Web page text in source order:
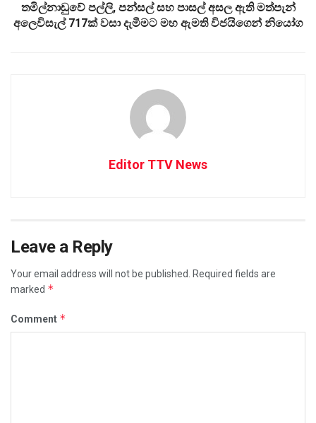
තමිල්නාඩුවේ පල්ලි, පන්සල් සහ පාසල් අසල ඇති මත්පැන්
අලෙවිසැල් 717ක් වසා දැමීමට මහ ඇමති විජයිගෙන් නියෝග
Editor TTV News
Leave a Reply
Your email address will not be published. Required fields are
marked *
Comment *